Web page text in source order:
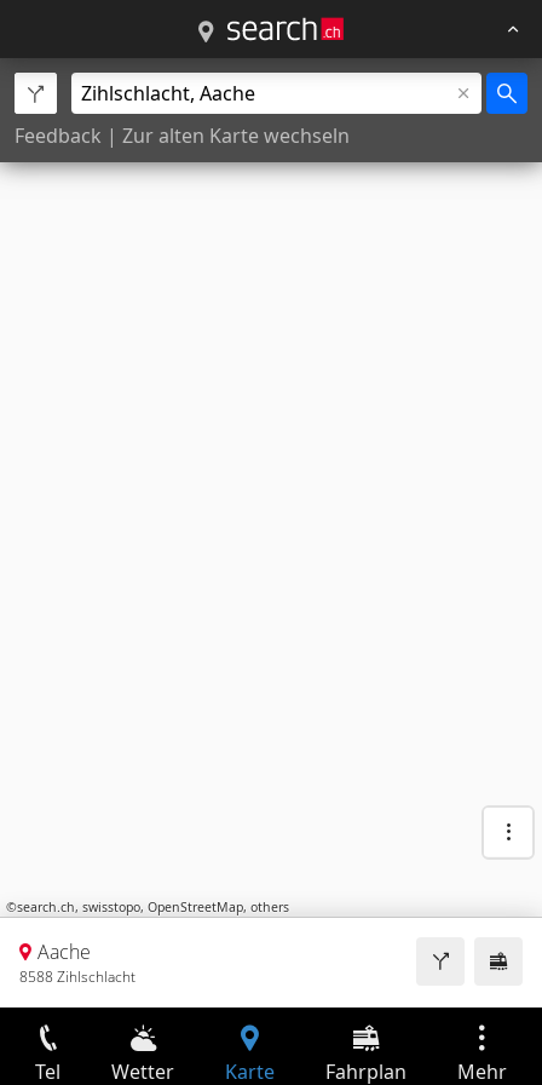
Feedback | Zur alten Karte wechseln
©search.ch, swisstopo, OpenStreetMap, others
Aache
8588 Zihlschlacht
Tel Wetter Karte Fahrplan Mehr